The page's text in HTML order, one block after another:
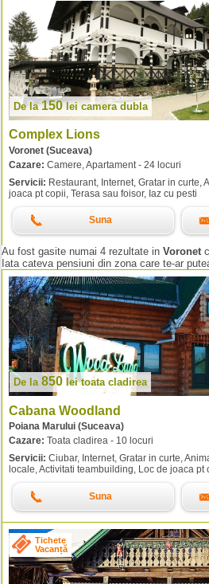
De la150lei camera dubla
Complex Lions
Voronet (Suceava)
Cazare: Camere, Apartament - 24 locuri
Servicii: Restaurant, Internet, Gratar in curte,
joaca pt copii, Terasa sau foisor, Iaz cu pesti
Suna
Au fost gasite numai 4 rezultate in Voronet
Iata cateva pensiuni din zona care te-ar
De la 850 leitoata cladirea
Cabana Woodland
Poiana Marului (Suceava)
Cazare: Toata cladirea - 10 locuri
Servicii: Ciubar, Internet, Gratar in curte,
locale, Activitati teambuilding, Loc de joaca pt
Suna
Tichete
Vacanță